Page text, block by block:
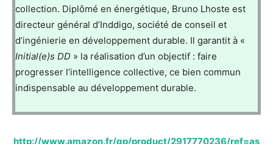
collection. Diplômé en énergétique, Bruno Lhoste est
directeur général d’Inddigo, société de conseil et
d’ingénierie en développement durable. Il garantit à «
Initial(e)s DD » la réalisation d’un objectif : faire
progresser l’intelligence collective, ce bien commun
indispensable au développement durable.
http://www.amazon.fr/gp/product/2917770236/ref=as